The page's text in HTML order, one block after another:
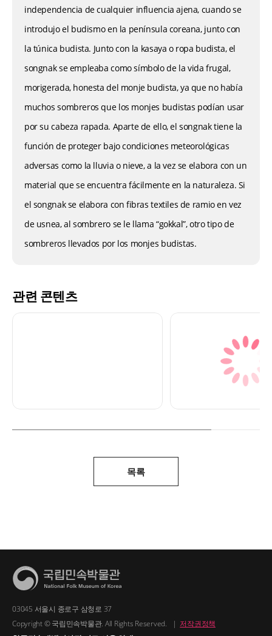
independencia de cualquier influencia ajena, cuando se
introdujo el budismo en la península coreana, junto con
la túnica budista. Junto con la kasaya o ropa budista, el
songnak se empleaba como símbolo de la vida frugal,
morigerada, honesta del monje budista, ya que no había
muchos sombreros que los monjes budistas podían usar
por su cabeza rapada. Aparte de ello, el songnak tiene la
función de proteger bajo condiciones meteorológicas
adversas como la lluvia o nieve, a la vez se elabora con un
material que se encuentra fácilmente en la naturaleza. Si
el songnak se elabora con fibras textiles de ramio en vez
de usnea, al sombrero se le llama “gokkal”, otro tipo de
sombreros llevados por los monjes budistas.
관련 콘텐츠
목록
03045 서울시 종로구 삼청로 37
Copyright © 국립민속박물관. All Rights Reserved.
| 저작권정책